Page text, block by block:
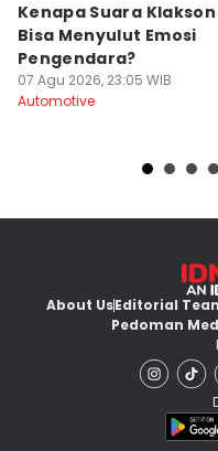
Kenapa Suara Klakson
Bisa Menyulut Emosi
Pengendara?
07 Agu 2026, 23:05 WIB
Automotive
About UsEditorial
Pedoman